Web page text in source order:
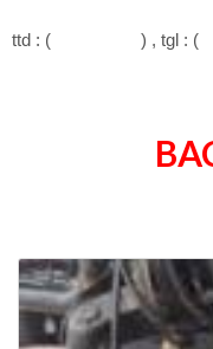
ttd : ( ) ,